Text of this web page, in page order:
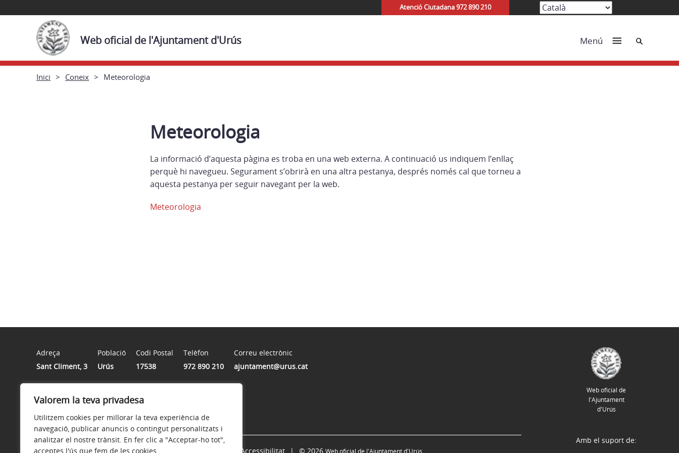
Valorem la teva privadesa
Utilitzem cookies per millorar la teva experiència de
navegació, publicar anuncis o contingut personalitzats i
analitzar el nostre trànsit. En fer clic a "Acceptar-ho tot",
acceptes l'ús que fem de les cookies.
Atenció Ciutadana 972 890 210
Web oficial de l'Ajuntament d'Urús Menú Cerca
Inici Coneix Meteorologia
Meteorologia
La informació d’aquesta pàgina es troba en una web externa. A continuació us indiquem l’enllaç
perquè hi navegueu. Segurament s’obrirà en una altra pestanya, després només cal que torneu a
aquesta pestanya per seguir navegant per la web.
Meteorologia
Adreça
Sant Climent, 3
Població
Urús
Codi Postal
17538
Telèfon
972 890 210
Correu electrònic
ajuntament@urus.cat
Horari
De dilluns a divendres de 9 a 13:30 hores
Web oficial de
l'Ajuntament
d'Urús
Avís legal Política de privacitat Accessibilitat © 2026
Amb el suport de: